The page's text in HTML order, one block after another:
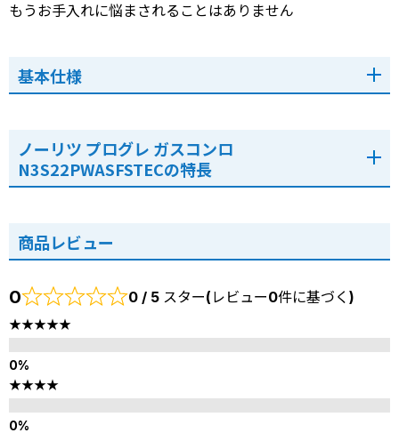
もうお手入れに悩まされることはありません
基本仕様
ノーリツ プログレ ガスコンロ
N3S22PWASFSTECの特長
商品レビュー
0 0 / 5 スター(レビュー0件に基づく)
★★★★★
★★★★